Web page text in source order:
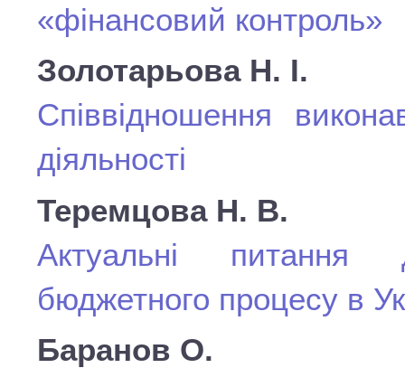
«фінансовий контроль»
Золотарьова Н. І.
Співвідношення
діяльності
Теремцова Н. В.
Актуальні питання
бюджетного процесу в
Баранов О.